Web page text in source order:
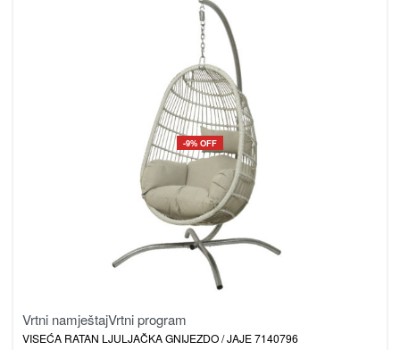
-9% OFF
Vrtni namještajVrtni program
VISEĆA RATAN LJULJAČKA GNIJEZDO / JAJE 7140796